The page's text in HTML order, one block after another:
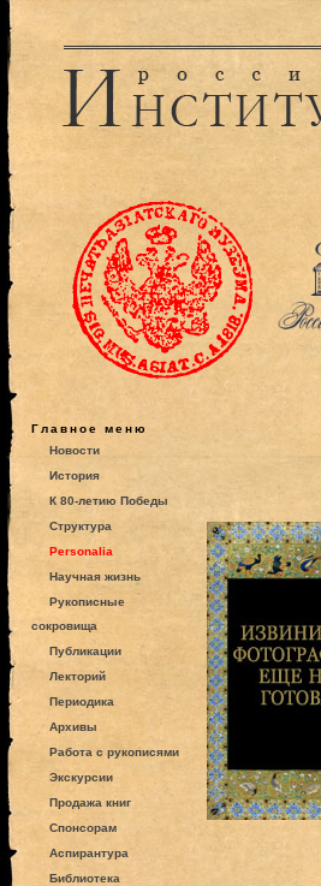
Главное меню
Новости
История
К 80-летию Победы
Структура
Personalia
Научная жизнь
Рукописные
сокровища
Публикации
Лекторий
Периодика
Архивы
Работа с рукописями
Экскурсии
Продажа книг
Спонсорам
Аспирантура
Библиотека